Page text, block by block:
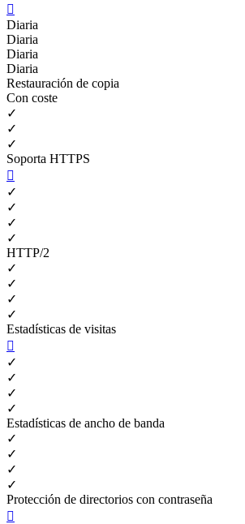

Diaria
Diaria
Diaria
Diaria
Restauración de copia
Con coste
✓
✓
✓
Soporta HTTPS

✓
✓
✓
✓
HTTP/2
✓
✓
✓
✓
Estadísticas de visitas

✓
✓
✓
✓
Estadísticas de ancho de banda
✓
✓
✓
✓
Protección de directorios con contraseña
